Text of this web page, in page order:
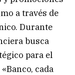
a través de
Durante
busca
para el
cada